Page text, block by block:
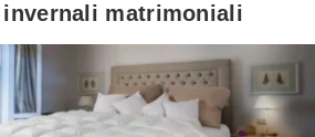
matrimoniali